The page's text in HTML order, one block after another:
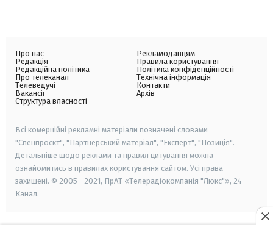
Про нас
Редакція
Редакційна політика
Про телеканал
Телеведучі
Вакансії
Структура власності
Рекламодавцям
Правила користування
Політика конфіденційності
Технічна інформація
Контакти
Архів
Всі комерційні рекламні матеріали позначені словами
"Спецпроєкт", "Партнерський матеріал", "Експерт", "Позиція".
Детальніше щодо реклами та правил цитування можна
ознайомитись в правилах користування сайтом. Усі права
захищені. © 2005—2021, ПрАТ «Телерадіокомпанія "Люкс"», 24
Канал.